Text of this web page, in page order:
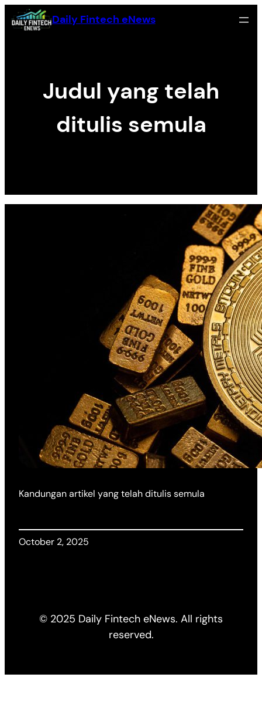
Skip
to
Daily Fintech eNews
Judul yang telah
ditulis semula
Kandungan artikel yang telah ditulis semula
October 2, 2025
© 2025 Daily Fintech eNews. All rights
reserved.